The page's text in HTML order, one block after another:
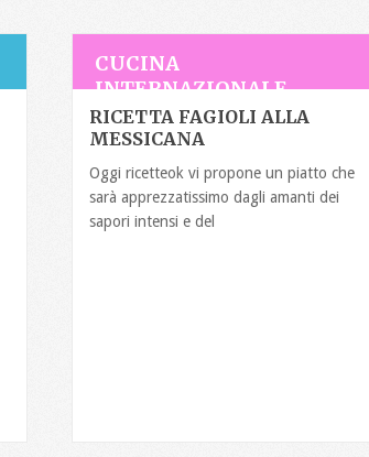
CUCINA
INTERNAZIONALE
RICETTA FAGIOLI ALLA
MESSICANA
Oggi ricetteok vi propone un piatto che
sarà apprezzatissimo dagli amanti dei
sapori intensi e del